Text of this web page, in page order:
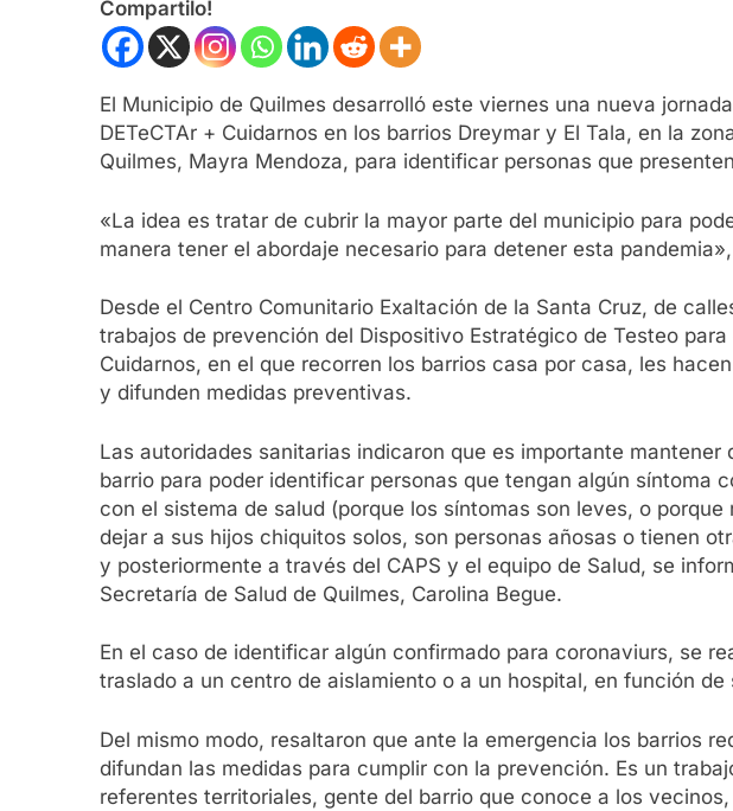
Compartilo!
El Municipio de Quilmes desarrolló este viernes una nueva
DETeCTAr + Cuidarnos en los barrios Dreymar y El Tala, en la
Quilmes, Mayra Mendoza, para identificar personas que
«La idea es tratar de cubrir la mayor parte del municipio para
manera tener el abordaje necesario para detener esta
Desde el Centro Comunitario Exaltación de la Santa Cruz, de
trabajos de prevención del Dispositivo Estratégico de Testeo
Cuidarnos, en el que recorren los barrios casa por casa, les
y difunden medidas preventivas.
Las autoridades sanitarias indicaron que es importante
barrio para poder identificar personas que tengan algún
con el sistema de salud (porque los síntomas son leves, o
dejar a sus hijos chiquitos solos, son personas añosas o tienen
y posteriormente a través del CAPS y el equipo de Salud, se
Secretaría de Salud de Quilmes, Carolina Begue.
En el caso de identificar algún confirmado para coronaviurs, se
traslado a un centro de aislamiento o a un hospital, en función
Del mismo modo, resaltaron que ante la emergencia los barrios
difundan las medidas para cumplir con la prevención. Es un
referentes territoriales, gente del barrio que conoce a los